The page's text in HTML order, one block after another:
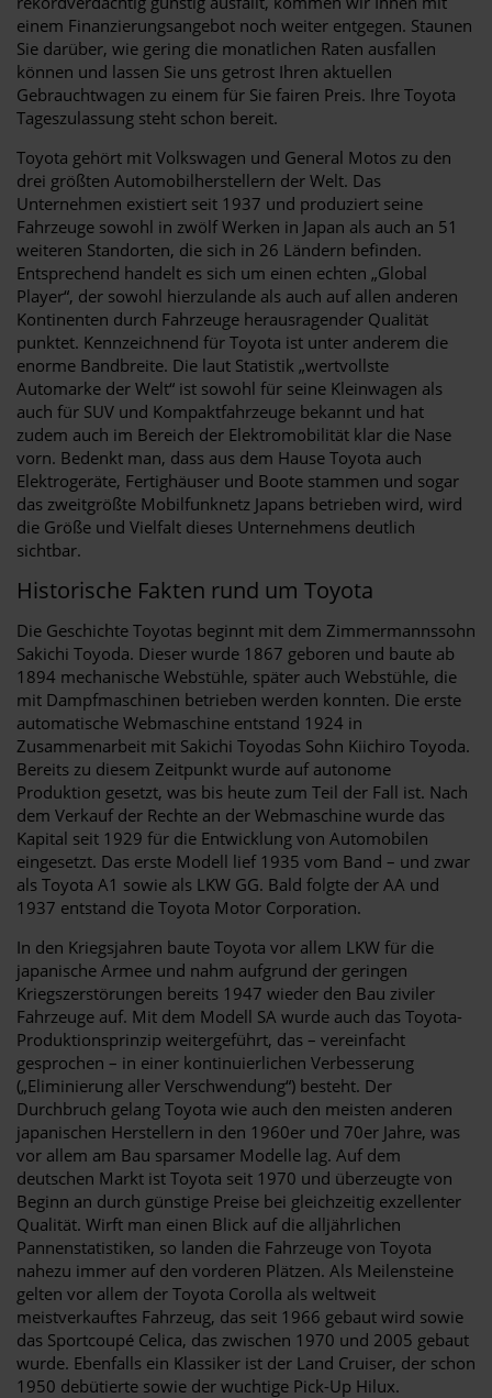
einem Finanzierungsangebot noch weiter entgegen. Staunen
Sie darüber, wie gering die monatlichen Raten ausfallen
können und lassen Sie uns getrost Ihren aktuellen
Gebrauchtwagen zu einem für Sie fairen Preis. Ihre Toyota
Tageszulassung steht schon bereit.
Toyota gehört mit Volkswagen und General Motos zu den
drei größten Automobilherstellern der Welt. Das
Unternehmen existiert seit 1937 und produziert seine
Fahrzeuge sowohl in zwölf Werken in Japan als auch an 51
weiteren Standorten, die sich in 26 Ländern befinden.
Entsprechend handelt es sich um einen echten „Global
Player“, der sowohl hierzulande als auch auf allen anderen
Kontinenten durch Fahrzeuge herausragender Qualität
punktet. Kennzeichnend für Toyota ist unter anderem die
enorme Bandbreite. Die laut Statistik „wertvollste
Automarke der Welt“ ist sowohl für seine Kleinwagen als
auch für SUV und Kompaktfahrzeuge bekannt und hat
zudem auch im Bereich der Elektromobilität klar die Nase
vorn. Bedenkt man, dass aus dem Hause Toyota auch
Elektrogeräte, Fertighäuser und Boote stammen und sogar
das zweitgrößte Mobilfunknetz Japans betrieben wird, wird
die Größe und Vielfalt dieses Unternehmens deutlich
sichtbar.
Historische Fakten rund um Toyota
Die Geschichte Toyotas beginnt mit dem Zimmermannssohn
Sakichi Toyoda. Dieser wurde 1867 geboren und baute ab
1894 mechanische Webstühle, später auch Webstühle, die
mit Dampfmaschinen betrieben werden konnten. Die erste
automatische Webmaschine entstand 1924 in
Zusammenarbeit mit Sakichi Toyodas Sohn Kiichiro Toyoda.
Bereits zu diesem Zeitpunkt wurde auf autonome
Produktion gesetzt, was bis heute zum Teil der Fall ist. Nach
dem Verkauf der Rechte an der Webmaschine wurde das
Kapital seit 1929 für die Entwicklung von Automobilen
eingesetzt. Das erste Modell lief 1935 vom Band – und zwar
als Toyota A1 sowie als LKW GG. Bald folgte der AA und
1937 entstand die Toyota Motor Corporation.
In den Kriegsjahren baute Toyota vor allem LKW für die
japanische Armee und nahm aufgrund der geringen
Kriegszerstörungen bereits 1947 wieder den Bau ziviler
Fahrzeuge auf. Mit dem Modell SA wurde auch das Toyota-
Produktionsprinzip weitergeführt, das – vereinfacht
gesprochen – in einer kontinuierlichen Verbesserung
(„Eliminierung aller Verschwendung“) besteht. Der
Durchbruch gelang Toyota wie auch den meisten anderen
japanischen Herstellern in den 1960er und 70er Jahre, was
vor allem am Bau sparsamer Modelle lag. Auf dem
deutschen Markt ist Toyota seit 1970 und überzeugte von
Beginn an durch günstige Preise bei gleichzeitig exzellenter
Qualität. Wirft man einen Blick auf die alljährlichen
Pannenstatistiken, so landen die Fahrzeuge von Toyota
nahezu immer auf den vorderen Plätzen. Als Meilensteine
gelten vor allem der Toyota Corolla als weltweit
meistverkauftes Fahrzeug, das seit 1966 gebaut wird sowie
das Sportcoupé Celica, das zwischen 1970 und 2005 gebaut
wurde. Ebenfalls ein Klassiker ist der Land Cruiser, der schon
1950 debütierte sowie der wuchtige Pick-Up Hilux.